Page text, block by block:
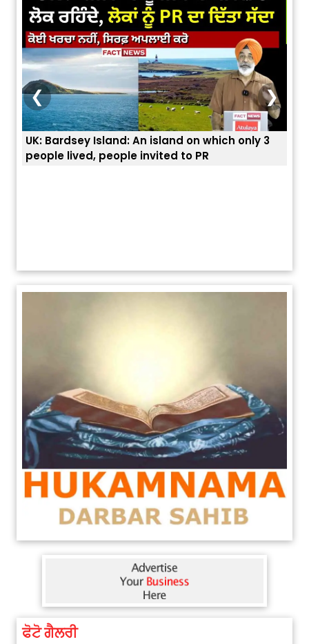
UK: Bardsey Island: An island on which only 3
people lived, people invited to PR
❮ ❯
ਫੋਟੋ ਗੈਲਰੀ